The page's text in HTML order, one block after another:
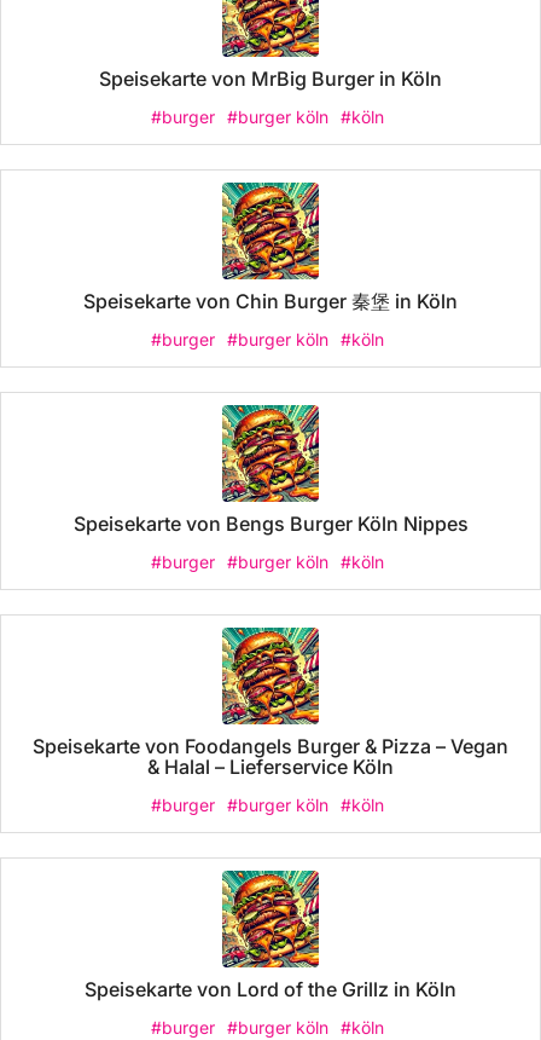
Speisekarte von MrBig Burger in Köln
#burger #burger köln #köln
Speisekarte von Chin Burger 秦堡 in Köln
#burger #burger köln #köln
Speisekarte von Bengs Burger Köln Nippes
#burger #burger köln #köln
Speisekarte von Foodangels Burger & Pizza – Vegan
& Halal – Lieferservice Köln
#burger #burger köln #köln
Speisekarte von Lord of the Grillz in Köln
#burger #burger köln #köln